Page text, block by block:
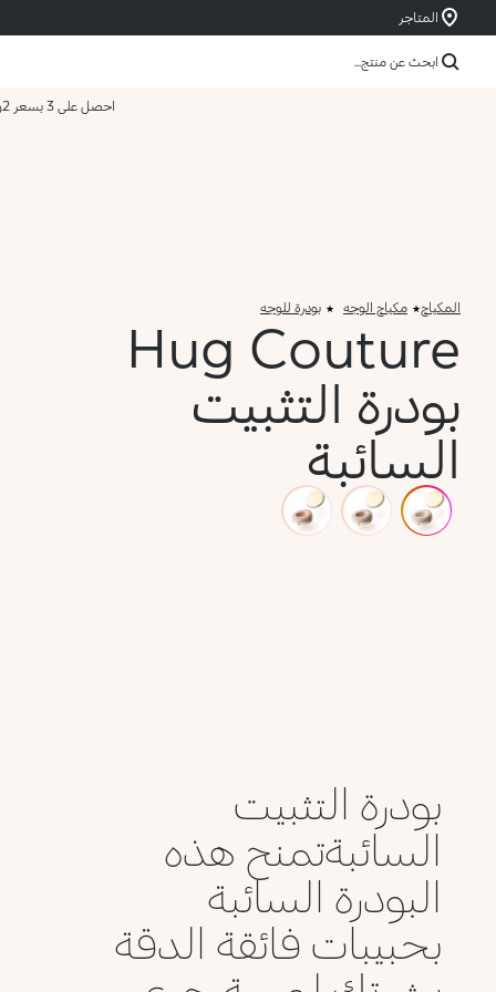
المتاجر
ابحث عن منتج...
احصل على 3 بسعر 2
المكياج مكياج الوجه بودرة للوجه
Hug Couture
بودرة التثبيت
السائبة
بودرة التثبيت
السائبةتمنح هذه
البودرة السائبة
بحبيبات فائقة الدقة